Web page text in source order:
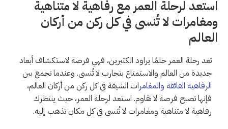
استعد لرحلة العمر مع رفاهية لا متناهية
ومغامرات لا تُنسى في كل ركن من أركان
العالم
تعد رحلة العمر حلمًا يراود الكثيرين، فهي فرصة لاستكشاف أبعاد
جديدة من العالم والاستمتاع بتجارب لا تُنسى. وعندما تجمع بين
الرفاهية الفائقة والمغامرات الشيقة في كل ركن من أركان العالم،
فإنها تصبح فرصة لا تقاوم. استعد لرحلة العمر، حيث ينتظرك
رفاهية لا متناهية ومغامرات لا تُنسى في كل مكان تذهب إليه.